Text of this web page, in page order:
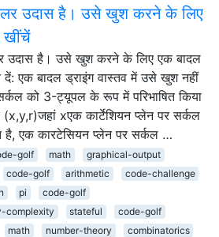
उदास है। उसे खुश करने के लिए
खींचें
उदास है। उसे खुश करने के लिए एक बादल
दें: एक बादल ड्राइंग वास्तव में उसे खुश नहीं
को 3-ट्यूपल के रूप में परिभाषित किया
xएक कार्टेशियन प्लेन पर सर्कल
है, एक कारटेसियन प्लेन पर सर्कल …
golf math
graphical-output
code-golf arithmetic
code-challenge
pi
code-golf
complexity
stateful
code-golf
math number-theory
combinatorics